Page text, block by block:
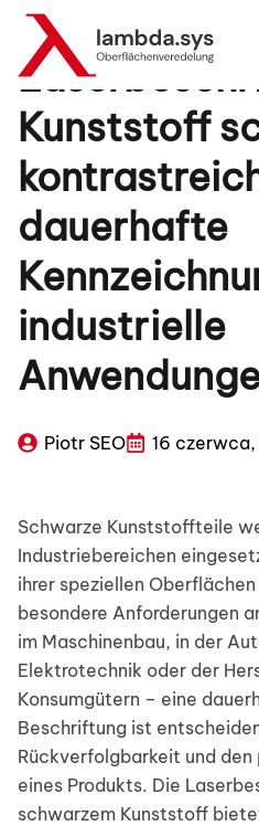
Kunststoff
dauerhafte
industrielle
Piotr SEO 16
Schwarze Kunststoffteile
Industriebereichen
ihrer speziellen
besondere Anforderungen
im Maschinenbau, in der
Elektrotechnik oder der
Konsumgütern – eine
Beschriftung ist
Rückverfolgbarkeit und
eines Produkts. Die
schwarzem Kunststoff